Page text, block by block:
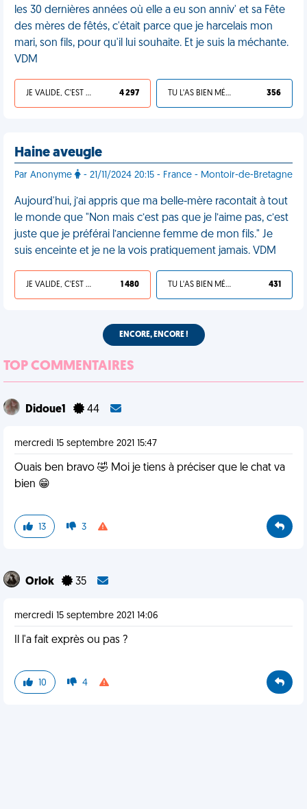
les 30 dernières années où elle a eu son anniv' et sa Fête
des mères de fêtés, c'était parce que je harcelais mon
mari, son fils, pour qu'il lui souhaite. Et je suis la méchante.
VDM
JE VALIDE, C'EST UNE VDM 4 297 TU L'AS BIEN MÉRITÉ 356
Haine aveugle
Par Anonyme - 21/11/2024 20:15 - France - Montoir-de-Bretagne
Aujourd'hui, j’ai appris que ma belle-mère racontait à tout
le monde que "Non mais c’est pas que je l’aime pas, c’est
juste que je préférai l’ancienne femme de mon fils." Je
suis enceinte et je ne la vois pratiquement jamais. VDM
JE VALIDE, C'EST UNE VDM 1 480 TU L'AS BIEN MÉRITÉ 431
ENCORE, ENCORE !
TOP COMMENTAIRES
Didoue1 44
mercredi 15 septembre 2021 15:47
Ouais ben bravo 🤣 Moi je tiens à préciser que le chat va
bien 😁
13 3
Orlok 35
mercredi 15 septembre 2021 14:06
Il l'a fait exprès ou pas ?
10 4